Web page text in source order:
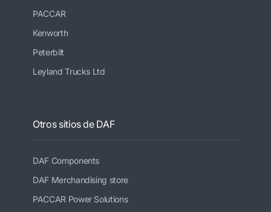
PACCAR
Kenworth
Peterbilt
Leyland Trucks Ltd
Otros sitios de DAF
DAF Components
DAF Merchandising store
PACCAR Power Solutions